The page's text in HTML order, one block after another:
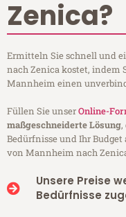
Zenica?
Ermitteln Sie schnell und
nach Zenica kostet, indem
Mannheim einen
Füllen Sie unserOnline-
maßgeschneiderte Lösung,
Bedürfnisse und Ihr Budget
von Mannheim nach
Unsere Preise
Bedürfnisse